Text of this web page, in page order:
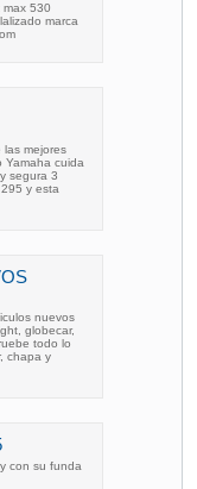
530
marca
las mejores
Yamaha cuida
segura 3
y esta
nuevos
globecar,
todo lo
chapa y
con su funda